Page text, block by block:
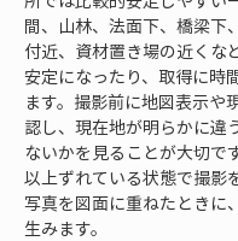
間、山林、法面下、橋梁下
付近、資材置き場の近くな
安定になったり、取得に時
ます。撮影前に地図表示や
認し、現在地が明らかに違
ないかを見ることが大切で
以上ずれている状態で撮影
写真を図面に重ねたときに
生みます。